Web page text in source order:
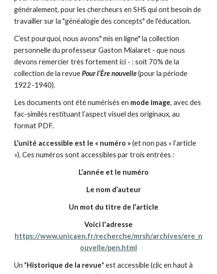
généralement, pour les chercheurs en SHS qui ont besoin de
travailler sur la "généalogie des concepts" de l'éducation.
C’est pourquoi, nous avons" mis en ligne" la collection
personnelle du professeur Gaston Mialaret - que nous
devons remercier très fortement ici - : soit 70% de la
collection de la revuePour l’Ère nouvelle(pour la période
1922-1940).
Les documents ont été numérisés en mode image, avec des
fac-similés restituant l’aspect visuel des originaux, au
format PDF.
L’unité accessible est le « numéro »(et non pas « l’article
»). Ces numéros sont accessibles par trois entrées :
L’année et le numéro
Le nom d’auteur
Un mot du titre de l’article
Voici l'adresse
https://www.unicaen.fr/recherche/mrsh/archives/ere_n
ouvelle/pen.html
Un "Historique de la revue" est accessible (clic en haut à